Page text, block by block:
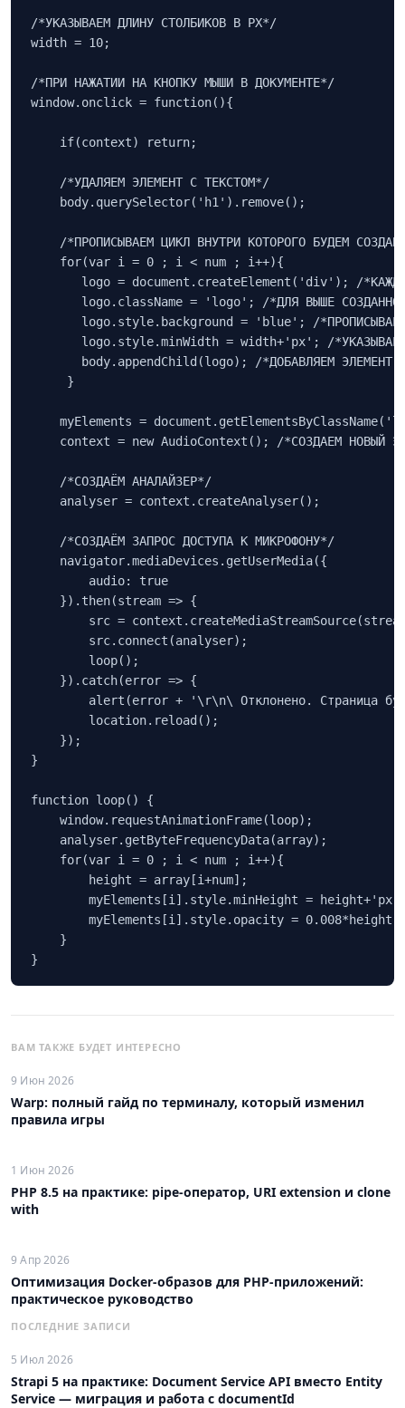
/*УКАЗЫВАЕМ ДЛИНУ СТОЛБИКОВ В PX*/
width = 10;
/*ПРИ НАЖАТИИ НА КНОПКУ МЫШИ В ДОКУМЕНТЕ*/
window.onclick = function(){
    if(context) return;
    /*УДАЛЯЕМ ЭЛЕМЕНТ С ТЕКСТОМ*/
    body.querySelector('h1').remove();
/*ПРОПИСЫВАЕМ ЦИКЛ ВНУТРИ КОТОРОГО БУДЕМ
    for(var i = 0 ; i < num ; i++){
logo = document.createElement('div'); /
logo.className = 'logo'; /*ДЛЯ ВЫШЕ
logo.style.background = 'blue'; /
logo.style.minWidth = width+'px'; /
body.appendChild(logo); /*ДОБАВЛЯЕМ ЭЛЕМЕНТ
     }
myElements =
context = new AudioContext(); /*СОЗДАЕМ НОВЫЙ
    /*СОЗДАЁМ АНАЛАЙЗЕР*/
    analyser = context.createAnalyser();
    /*СОЗДАЁМ ЗАПРОС ДОСТУПА К МИКРОФОНУ*/
    navigator.mediaDevices.getUserMedia({
        audio: true
    }).then(stream => {
src =
        src.connect(analyser);
        loop();
    }).catch(error => {
alert(error + '\r\n\ Отклонено. Страница
        location.reload();
    });
}
function loop() {
    window.requestAnimationFrame(loop);
    analyser.getByteFrequencyData(array);
    for(var i = 0 ; i < num ; i++){
        height = array[i+num];
myElements[i].style.minHeight =
        myElements[i].style.opacity = 0.008*height;
    }
}
ВАМ ТАКЖЕ БУДЕТ ИНТЕРЕСНО
9 Июн 2026
Warp: полный гайд по терминалу, который изменил
правила игры
1 Июн 2026
PHP 8.5 на практике: pipe-оператор, URI extension и clone
with
9 Апр 2026
Оптимизация Docker-образов для PHP-приложений:
практическое руководство
ПОСЛЕДНИЕ ЗАПИСИ
5 Июл 2026
Strapi 5 на практике: Document Service API вместо Entity
Service — миграция и работа с documentId